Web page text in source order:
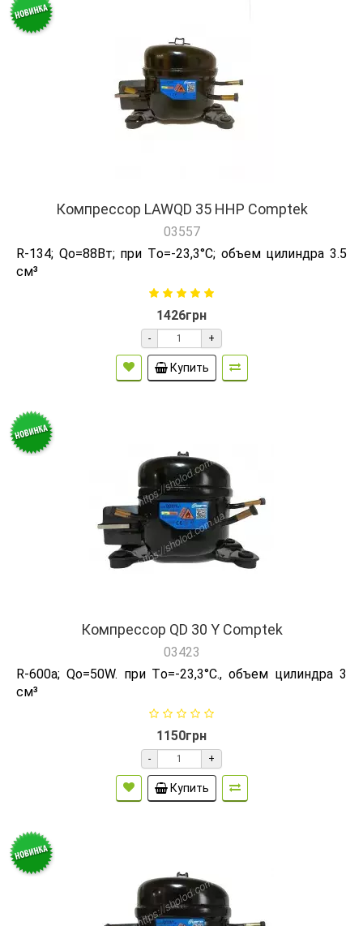
Компрессор LAWQD 35 HHP Comptek
03557
R-134; Qо=88Вт; при Tо=-23,3°C; объем цилиндра 3.5
см³
1426грн
- +
Купить
Компрессор QD 30 Y Comptek
03423
R-600а; Qо=50W. при Tо=-23,3°C., объем цилиндра 3
см³
1150грн
- +
Купить